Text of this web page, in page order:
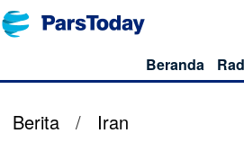
Beranda
Berita / Iran